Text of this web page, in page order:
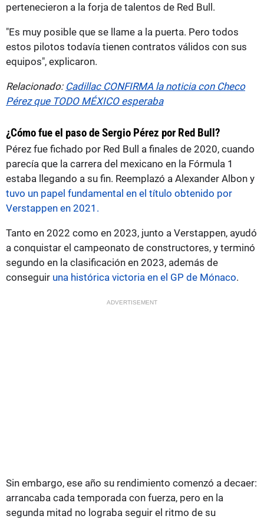
pertenecieron a la forja de talentos de Red Bull.
"Es muy posible que se llame a la puerta. Pero todos
estos pilotos todavía tienen contratos válidos con sus
equipos", explicaron.
Relacionado: Cadillac CONFIRMA la noticia con Checo
Pérez que TODO MÉXICO esperaba
¿Cómo fue el paso de Sergio Pérez por Red Bull?
Pérez fue fichado por Red Bull a finales de 2020, cuando
parecía que la carrera del mexicano en la Fórmula 1
estaba llegando a su fin. Reemplazó a Alexander Albon y
tuvo un papel fundamental en el título obtenido por
Verstappen en 2021.
Tanto en 2022 como en 2023, junto a Verstappen, ayudó
a conquistar el campeonato de constructores, y terminó
segundo en la clasificación en 2023, además de
conseguir una histórica victoria en el GP de Mónaco.
ADVERTISEMENT
Sin embargo, ese año su rendimiento comenzó a decaer:
arrancaba cada temporada con fuerza, pero en la
segunda mitad no lograba seguir el ritmo de su